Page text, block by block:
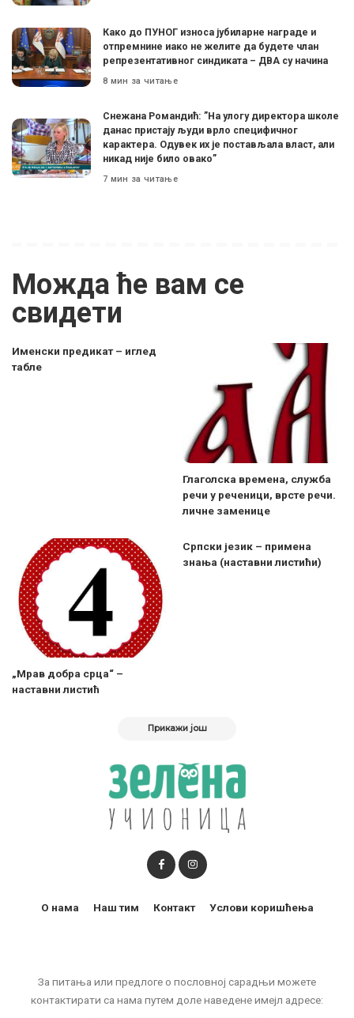
Како до ПУНОГ износа јубиларне награде и
отпремнине иако не желите да будете члан
репрезентативног синдиката – ДВА су начина
8 мин за читање
Снежана Романдић: ”На улогу директора школе
данас пристају људи врло специфичног
карактера. Одувек их је постављала власт, али
никад није било овако”
7 мин за читање
Можда ће вам се
свидети
Именски предикат – иглед
табле
Глаголска времена, служба
речи у реченици, врсте речи.
личне заменице
„Мрав добра срца“ –
наставни листић
Српски језик – примена
знања (наставни листићи)
Прикажи још
За питања или предлоге о пословној сарадњи можете
контактирати са нама путем доле наведене имејл адресе:
О нама Наш тим Контакт Услови коришћења